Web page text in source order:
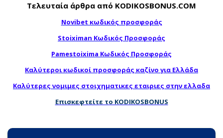
Τελευταία άρθρα από KODIKOSBONUS.COM
Novibet κωδικός προσφοράς
Stoiximan Κωδικός Προσφοράς
Pamestoixima Κωδικός Προσφοράς
Καλύτεροι κωδικοί προσφοράς καζίνο για Ελλάδα
Καλύτερες νομιμες στοιχηματικες εταιριες στην ελλαδα
Επισκεφτείτε το KODIKOSBONUS